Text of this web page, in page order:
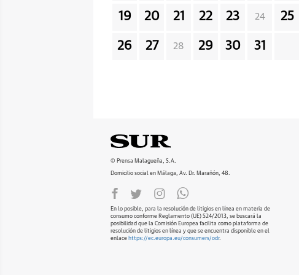
19 20 21 22 23 24 25
26 27 28 29 30 31
© Prensa Malagueña, S.A.
Domicilio social en Málaga, Av. Dr. Marañón, 48.
En lo posible, para la resolución de litigios en línea en materia de
consumo conforme Reglamento (UE) 524/2013, se buscará la
posibilidad que la Comisión Europea facilita como plataforma de
resolución de litigios en línea y que se encuentra disponible en el
enlace https://ec.europa.eu/consumers/odr.